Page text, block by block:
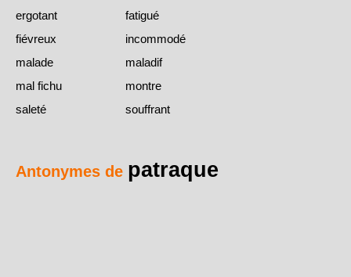
ergotant
fatigué
fiévreux
incommodé
malade
maladif
mal fichu
montre
saleté
souffrant
Antonymes de patraque